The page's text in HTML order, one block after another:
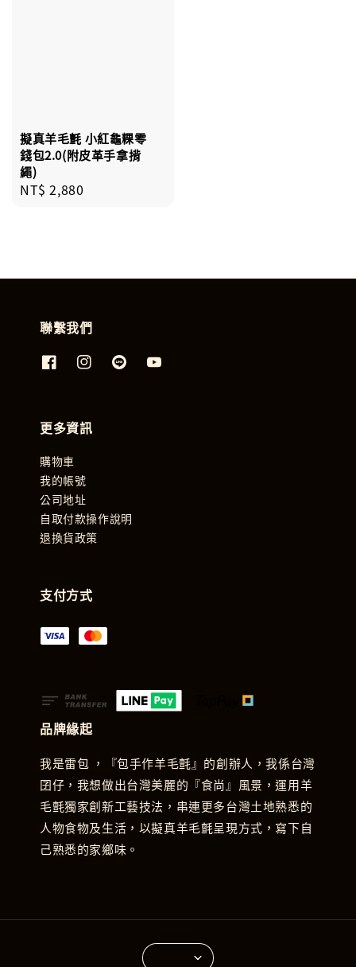
擬真羊毛氈 小紅龜粿零
錢包2.0(附皮革手拿揹
繩)
Regular
NT$ 2,880
聯繫我們
更多資訊
購物車
我的帳號
公司地址
自取付款操作說明
退換貨政策
支付方式
品牌緣起
我是雷包 ，『包手作羊毛氈』的創辦人，我係台灣
囝仔，我想做出台灣美麗的『食尚』風景，運用羊
毛氈獨家創新工藝技法，串連更多台灣土地熟悉的
人物食物及生活，以擬真羊毛氈呈現方式，寫下自
己熟悉的家鄉味。